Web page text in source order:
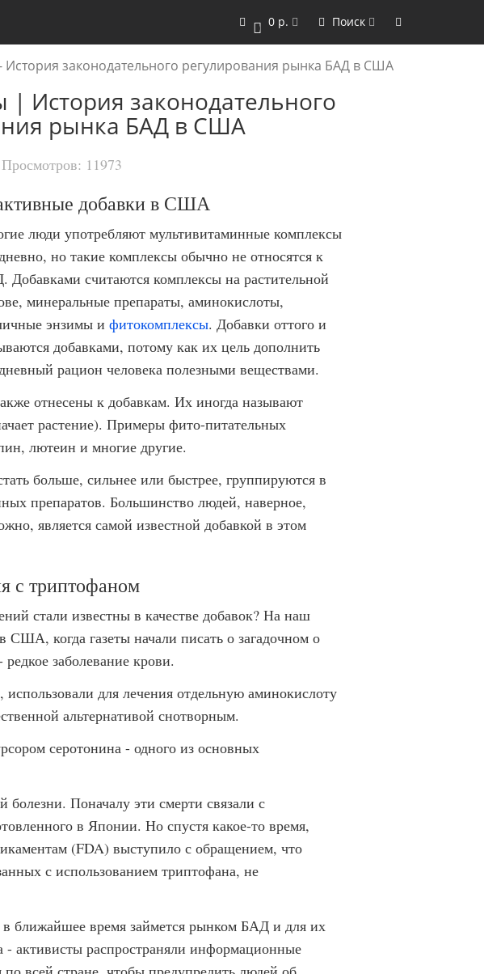
0 0 р. Поиск
законодательного регулирования рынка БАД в США
| История законодательного
рынка БАД в США
Просмотров: 11973
добавки в США
люди употребляют мультивитаминные комплексы
но такие комплексы обычно не относятся к
Добавками считаются комплексы на растительной
минеральные препараты, аминокислоты,
энзимы и фитокомплексы. Добавки оттого и
добавками, потому как их цель дополнить
рацион человека полезными веществами.
отнесены к добавкам. Их иногда называют
растение). Примеры фито-питательных
лютеин и многие другие.
больше, сильнее или быстрее, группируются в
препаратов. Большинство людей, наверное,
является самой известной добавкой в этом
с триптофаном
стали известны в качестве добавок? На наш
США, когда газеты начали писать о загадочном о
заболевание крови.
для лечения отдельную аминокислоту
альтернативой снотворным.
серотонина - одного из основных
Поначалу эти смерти связали с
в Японии. Но спустя какое-то время,
(FDA) выступило с обращением, что
с использованием триптофана, не
ближайшее время займется рынком БАД и для их
- активисты распространяли информационные